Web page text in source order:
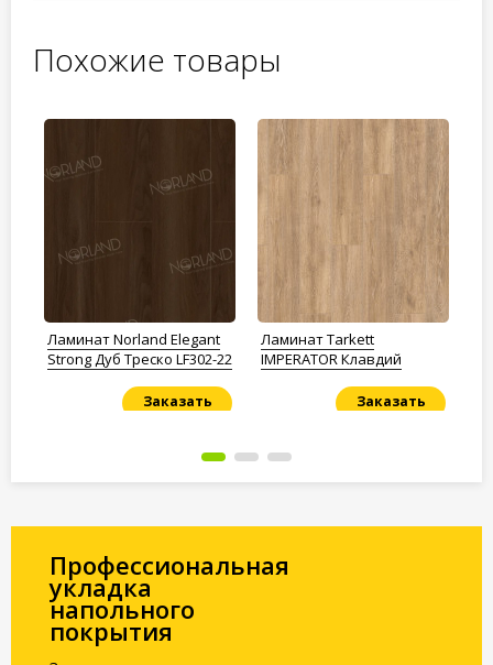
Похожие товары
Ламинат Norland Elegant
Strong Дуб Треско LF302-22
Заказать
Ламинат Tarkett
IMPERATOR Клавдий
Заказать
Профессиональная
укладка
напольного
покрытия